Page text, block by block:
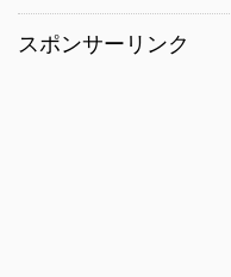
スポンサーリンク